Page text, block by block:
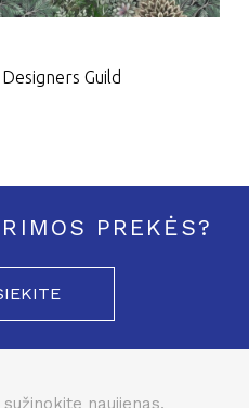
Guild
PREKĖS?
naujienas.